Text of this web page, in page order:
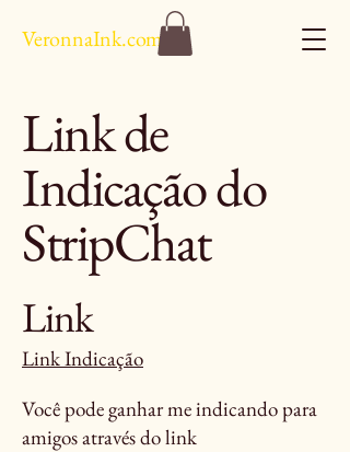
VeronnaInk.com
Link de
Indicação do
StripChat
Link
Link Indicação
Você pode ganhar me indicando para
amigos através do link